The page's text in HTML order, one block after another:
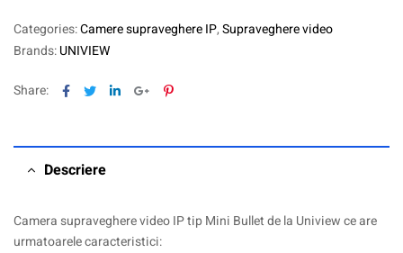
Categories:Camere supraveghere IP,Supraveghere video
Brands:UNIVIEW
Share: Facebook
TwitterLinkedinGoogle+Pinterest
Descriere
Camera supraveghere video IP tip Mini Bullet de la Uniview ce are
urmatoarele caracteristici: